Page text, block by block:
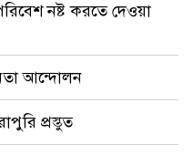
নষ্ট করতে দেওয়া
আন্দোলন
প্রস্তুত